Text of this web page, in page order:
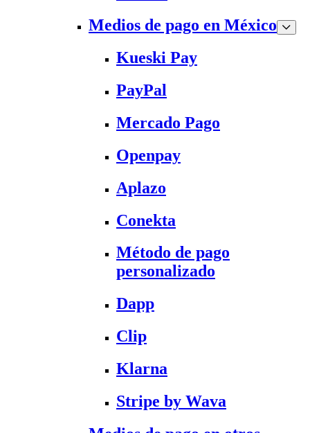
Medios de pago en México
Kueski Pay
PayPal
Mercado Pago
Openpay
Aplazo
Conekta
Método de pago
personalizado
Dapp
Clip
Klarna
Stripe by Wava